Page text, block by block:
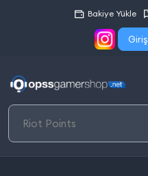
Bakiye Yükle
Giriş